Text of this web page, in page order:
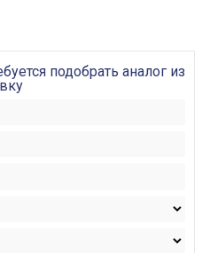
подобрать аналог из